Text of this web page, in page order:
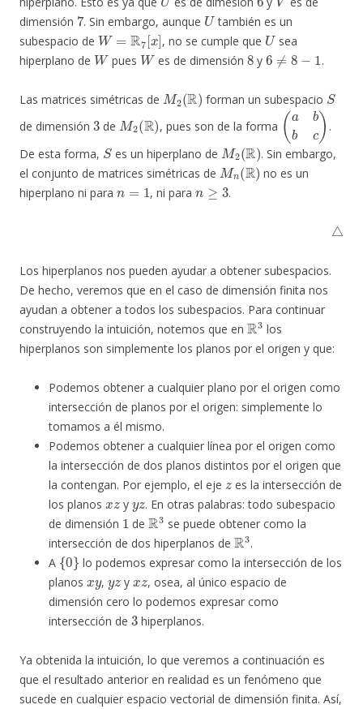
dimensión
7
. Sin embargo, aunque
U
también es un
subespacio de
W=R7[x]
, no se cumple que
U
sea
hiperplano de
W
pues
W
es de dimensión
8
y
6 ≠8−
.
Las matrices simétricas de
M2 (R )
forman un subespacio
S
de dimensión
3
de
M2 (R)
, pues son de la forma
(ab c)
.
De esta forma,
S
es un hiperplano de
M2 (R )
. Sin embargo,
el conjunto de matrices simétricas de
Mn(R)
no es un
hiperplano ni para
n=1
, ni para
n ≥3
.
△
Los hiperplanos nos pueden ayudar a obtener subespacios.
De hecho, veremos que en el caso de dimensión finita nos
ayudan a obtener a todos los subespacios. Para continuar
construyendo la intuición, notemos que en
R3
los
hiperplanos son simplemente los planos por el origen y que:
Podemos obtener a cualquier plano por el origen como
intersección de planos por el origen: simplemente lo
tomamos a él mismo.
Podemos obtener a cualquier línea por el origen como
la intersección de dos planos distintos por el origen que
la contengan. Por ejemplo, el eje
z
es la intersección de
los planos
xz
y
y z
. En otras palabras: todo subespacio
de dimensión
1
de
R3
se puede obtener como la
intersección de dos hiperplanos de
R3
.
A
{0}
lo podemos expresar como la intersección de los
planos
x y
,
yz
y
xz
, osea, al único espacio de
dimensión cero lo podemos expresar como
intersección de
3
hiperplanos.
Ya obtenida la intuición, lo que veremos a continuación es
que el resultado anterior en realidad es un fenómeno que
sucede en cualquier espacio vectorial de dimensión finita. Así,